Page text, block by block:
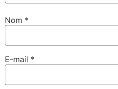
Nom *
E-mail *